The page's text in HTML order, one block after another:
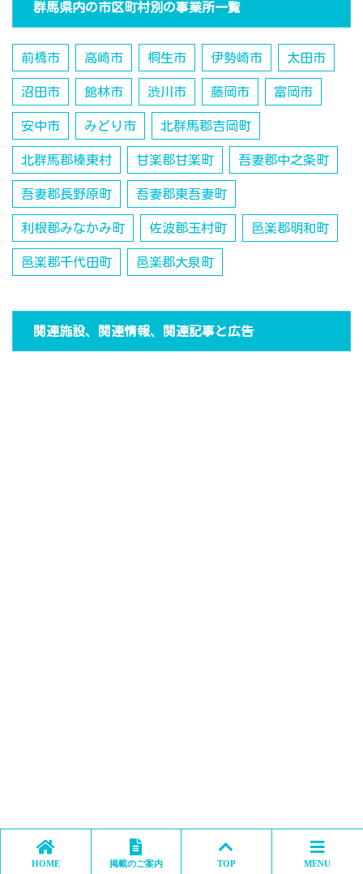
群馬県内の市区町村別の事業所一覧
前橋市 高崎市 桐生市 伊勢崎市 太田市
沼田市 館林市 渋川市 藤岡市 富岡市
安中市 みどり市 北群馬郡吉岡町
北群馬郡榛東村 甘楽郡甘楽町 吾妻郡中之条町
吾妻郡長野原町 吾妻郡東吾妻町
利根郡みなかみ町 佐波郡玉村町 邑楽郡明和町
邑楽郡千代田町 邑楽郡大泉町
関連施設、関連情報、関連記事と広告
HOME 掲載のご案内 TOP MENU